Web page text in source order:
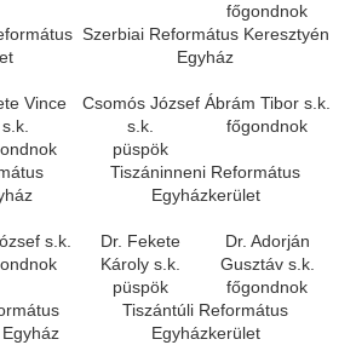
főgondnok
Szerbiai Református Keresztyén
Egyház
Vince
s.k.
Csomós József
s.k.
püspök
Ábrám Tibor s.k.
főgondnok
Tiszáninneni Református
Egyházkerület
s.k.
Dr. Fekete
Károly s.k.
püspök
Dr. Adorján
Gusztáv s.k.
főgondnok
Tiszántúli Református
Egyházkerület